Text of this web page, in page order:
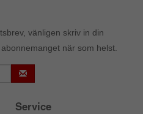
vänligen skriv in din
när som helst.
Service